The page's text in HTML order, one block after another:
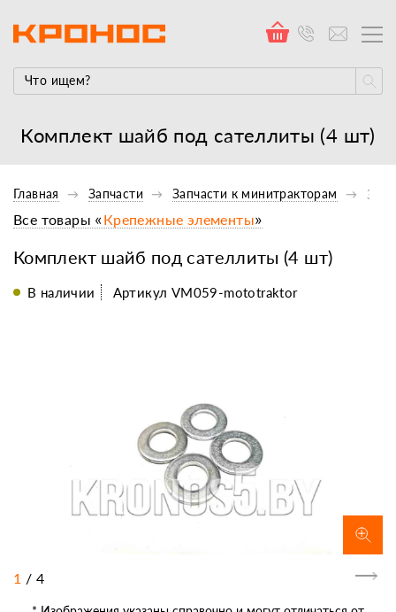
Комплект шайб под сателлиты (4 шт)
Главная Запчасти Запчасти к минитракторам
Комплект шайб под сателлиты (4 шт)
Все товары «Крепежные элементы»
В наличии Артикул VM059-mototraktor
1 / 4